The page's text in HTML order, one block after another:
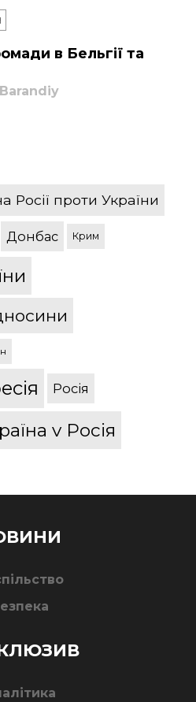
в Бельгії та
Росії проти України
Донбас Крим
Росія
v Росія